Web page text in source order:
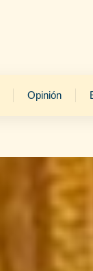
Opinión